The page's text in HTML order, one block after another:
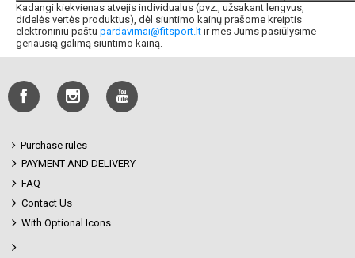
Kadangi kiekvienas atvejis individualus (pvz., užsakant lengvus,
didelės vertės produktus), dėl siuntimo kainų prašome kreiptis
elektroniniu paštu pardavimai@fitsport.lt ir mes Jums pasiūlysime
geriausią galimą siuntimo kainą.
Purchase rules
PAYMENT AND DELIVERY
FAQ
Contact Us
With Optional Icons